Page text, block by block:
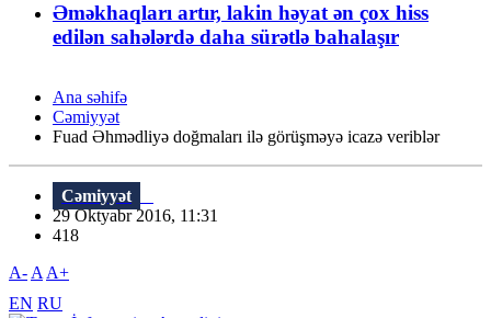
Əməkhaqları artır, lakin həyat ən çox hiss
edilən sahələrdə daha sürətlə bahalaşır
Ana səhifə
Cəmiyyət
Fuad Əhmədliyə doğmaları ilə görüşməyə icazə veriblər
Cəmiyyət
29 Oktyabr 2016, 11:31
418
A- A A+
EN RU